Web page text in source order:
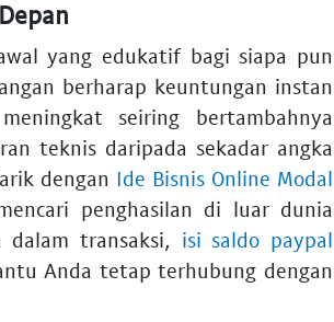
yang edukatif bagi siapa pun
berharap keuntungan instan
seiring bertambahnya
teknis daripada sekadar angka
dengan Ide Bisnis Online Modal
penghasilan di luar dunia
transaksi, isi saldo paypal
Anda tetap terhubung dengan